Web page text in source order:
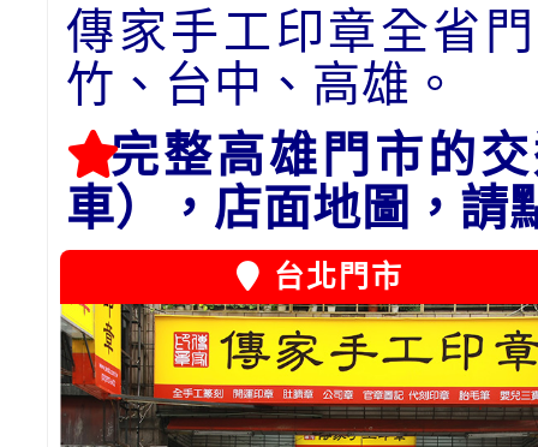
傳家手工印章全省
竹、台中、高雄。
完整高雄門市的
車），店面地圖，請
台北門市